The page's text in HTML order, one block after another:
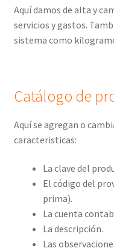
Aquí damos de alta y
servicios y gastos.
sistema como
Catálogo de
Aquí se agregan o
caracteristicas:
La clave del
El código del
prima).
La cuenta
La descripción.
Las